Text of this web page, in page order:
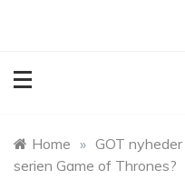
Home » GOT nyheder
serien Game of Thrones?